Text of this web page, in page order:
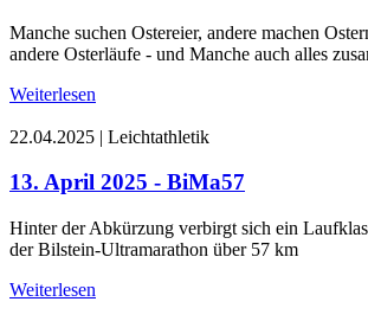
Manche suchen Ostereier, andere machen
andere Osterläufe - und Manche auch alles
Weiterlesen
22.04.2025 | Leichtathletik
13. April 2025 - BiMa57
Hinter der Abkürzung verbirgt sich ein
der Bilstein-Ultramarathon über 57 km
Weiterlesen